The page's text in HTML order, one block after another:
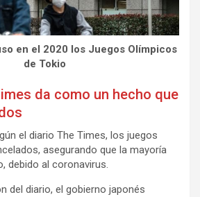
en el 2020 los Juegos Olímpicos
de Tokio
da como un hecho que
el diario The Times, los juegos
asegurando que la mayoría
debido al coronavirus.
del diario, el gobierno japonés